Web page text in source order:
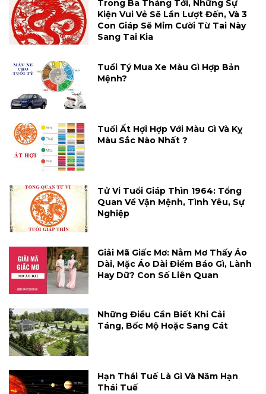
Trong Ba Tháng Tới, Những Sự
Kiện Vui Vẻ Sẽ Lần Lượt Đến, Và 3
Con Giáp Sẽ Mỉm Cười Từ Tai Này
Sang Tai Kia
Tuổi Tý Mua Xe Màu Gì Hợp Bản
Mệnh?
Tuổi Ất Hợi Hợp Với Màu Gì Và Kỵ
Màu Sắc Nào Nhất ?
Tử Vi Tuổi Giáp Thìn 1964: Tổng
Quan Về Vận Mệnh, Tình Yêu, Sự
Nghiệp
Giải Mã Giấc Mơ: Nằm Mơ Thấy Áo
Dài, Mặc Áo Dài Điềm Báo Gì, Lành
Hay Dữ? Con Số Liên Quan
Những Điều Cần Biết Khi Cải
Táng, Bốc Mộ Hoặc Sang Cát
Hạn Thái Tuế Là Gì Và Năm Hạn
Thái Tuế